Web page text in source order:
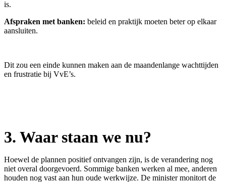
is.
Afspraken met banken: beleid en praktijk moeten beter op elkaar
aansluiten.
Dit zou een einde kunnen maken aan de maandenlange wachttijden
en frustratie bij VvE’s.
3. Waar staan we nu?
Hoewel de plannen positief ontvangen zijn, is de verandering nog
niet overal doorgevoerd. Sommige banken werken al mee, anderen
houden nog vast aan hun oude werkwijze. De minister monitort de